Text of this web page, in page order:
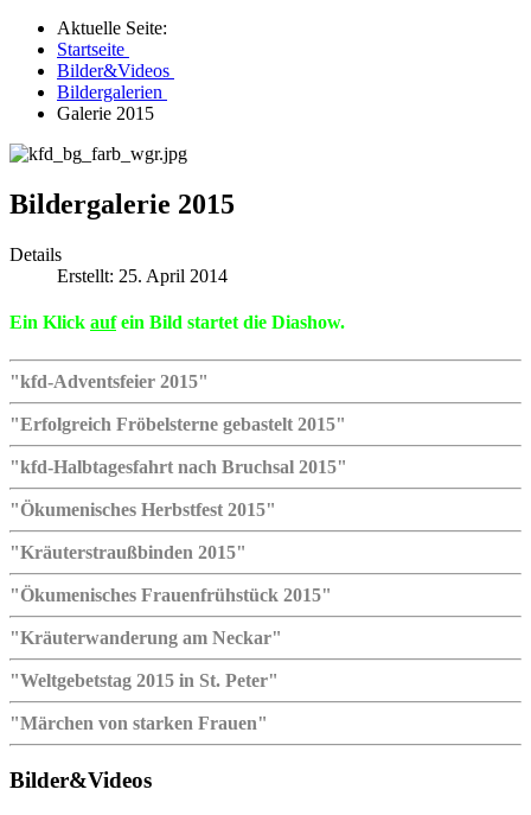
Aktuelle Seite:
Startseite
Bilder&Videos
Bildergalerien
Galerie 2015
Bildergalerie 2015
Details
Erstellt: 25. April 2014
Ein Klick aufein Bild startet die Diashow.
"kfd-Adventsfeier 2015"
"Erfolgreich Fröbelsterne gebastelt 2015"
"kfd-Halbtagesfahrt nach Bruchsal 2015"
"Ökumenisches Herbstfest 2015"
"Kräuterstraußbinden 2015"
"Ökumenisches Frauenfrühstück 2015"
"Kräuterwanderung am Neckar"
"Weltgebetstag 2015 in St. Peter"
"Märchen von starken Frauen"
Bilder&Videos